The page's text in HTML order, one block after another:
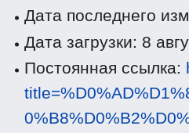
Дата последнего
Дата загрузки: 8
Постоянная ссылка: